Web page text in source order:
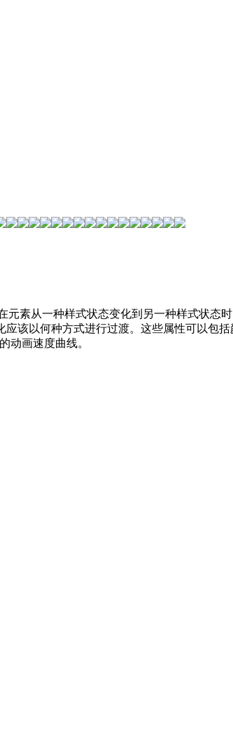
元素从一种样式状态变化到另一种样式状态
该以何种方式进行过渡。这些属性可以包
动画速度曲线。